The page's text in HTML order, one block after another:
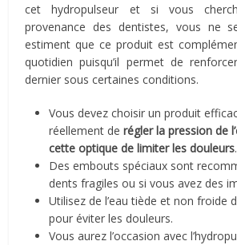
cet hydropulseur et si vous
provenance des dentistes, vous ne
estiment que ce produit est
quotidien puisqu’il permet de
dernier sous certaines conditions.
Vous devez choisir un produit
réellement derégler la pression de
cette optique de limiter les douleurs.
Des embouts spéciaux sont
dents fragiles ou si vous avez des
Utilisez de l’eau tiède et non froide
pour éviter les douleurs.
Vous aurez l’occasion avec